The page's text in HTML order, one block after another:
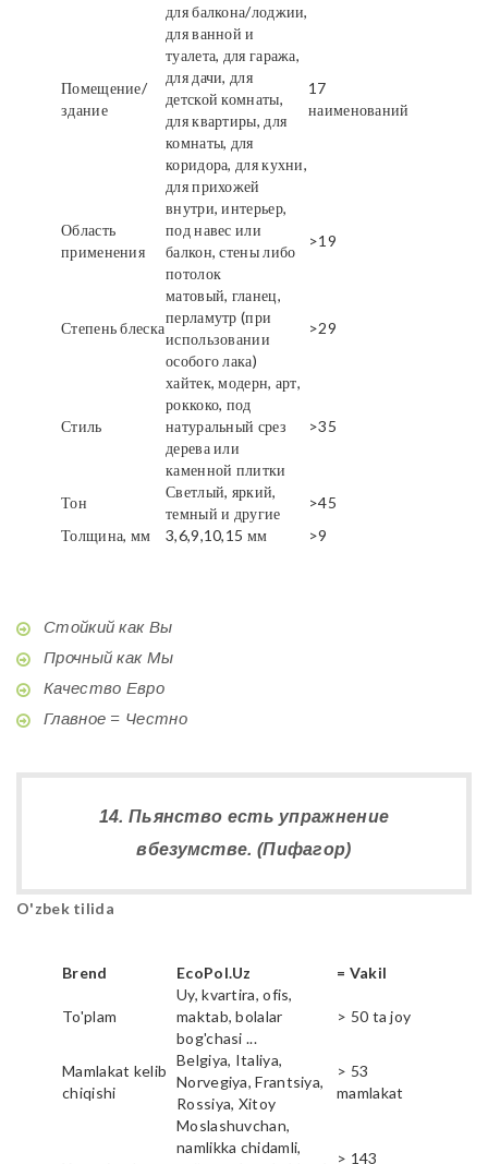
Помещение/
здание
для балкона/лоджии,
для ванной и
туалета, для гаража,
для дачи, для
детской комнаты,
для квартиры, для
комнаты, для
коридора, для кухни,
для прихожей
17
наименований
Область
применения
внутри, интерьер,
под навес или
балкон, стены либо
потолок
>19
Степень блеска
матовый, гланец,
перламутр (при
использовании
особого лака)
>29
Стиль
хайтек, модерн, арт,
роккоко, под
натуральный срез
дерева или
каменной плитки
>35
Тон
Светлый, яркий,
темный и другие
>45
Толщина, мм
3,6,9,10,15 мм >9
Стойкий как Вы
Прочный как Мы
Качество Евро
Главное = Честно
14. Пьянство есть упражнение
вбезумстве. (Пифагор)
O'zbek tilida
Brend EcoPol.Uz = Vakil
To'plam
Uy, kvartira, ofis,
maktab, bolalar
bog'chasi ...
> 50 ta joy
Mamlakat kelib
chiqishi
Belgiya, Italiya,
Norvegiya, Frantsiya,
Rossiya, Xitoy
> 53
mamlakat
Moslashuvchan,
namlikka chidamli,
> 143